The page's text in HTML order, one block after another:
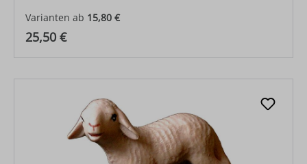
Varianten ab 15,80 €
Regulärer Preis:
25,50 €